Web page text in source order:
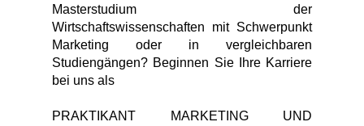
Masterstudium der
Wirtschaftswissenschaften mit Schwerpunkt
Marketing oder in vergleichbaren
Studiengängen? Beginnen Sie Ihre Karriere
bei uns als
PRAKTIKANT MARKETING UND